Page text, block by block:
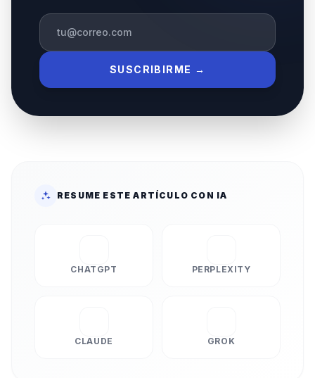
SUSCRIBIRME →
RESUME ESTE ARTÍCULO CON IA
CHATGPT PERPLEXITY
CLAUDE GROK